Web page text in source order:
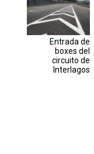
Entrada de
boxes del
circuito de
Interlagos